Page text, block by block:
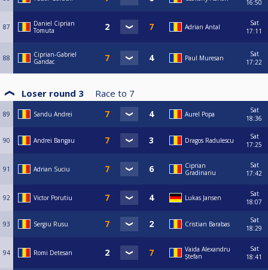
16:50
87
Daniel Ciprian
Tomuta
Adrian Antal
Sat
17:11
88
Ciprian-Gabriel
Gandac
Paul Muresan
Sat
17:22
Loser round 3 Race to 7
89 Sandu Andrei Aurel Popa
Sat
18:36
90 Andrei Bangau Dragos Radulescu
Sat
17:25
91 Adrian Suciu
Ciprian
Gradinariu
Sat
17:42
92 Victor Porutiu Lukas Jansen
Sat
18:07
93 Sergiu Rusu Cristian Barabas
Sat
18:29
94 Romi Detesan
Vaida Alexandru
Ștefan
Sat
18:41